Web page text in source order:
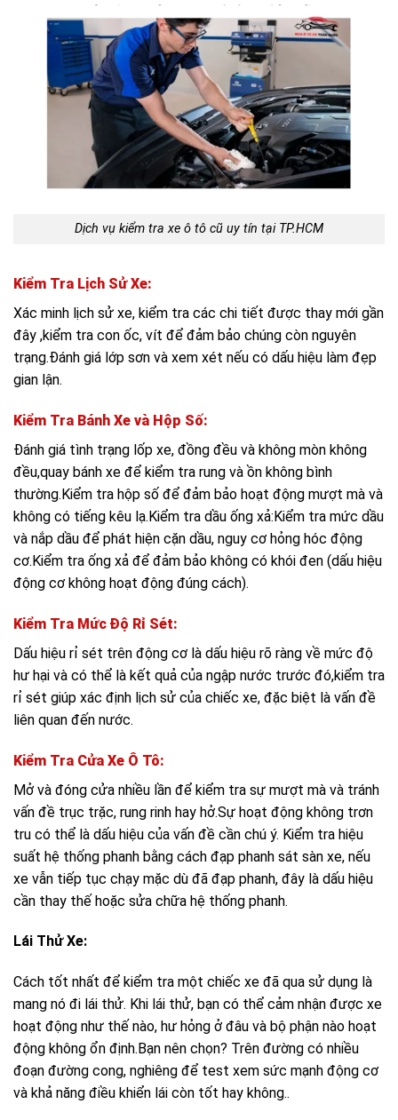
Dịch vụ kiểm tra xe ô tô cũ uy tín tại TP.HCM
Kiểm Tra Lịch Sử Xe:
Xác minh lịch sử xe, kiểm tra các chi tiết được thay mới gần
đây ,kiểm tra con ốc, vít để đảm bảo chúng còn nguyên
trạng.Đánh giá lớp sơn và xem xét nếu có dấu hiệu làm đẹp
gian lận.
Kiểm Tra Bánh Xe và Hộp Số:
Đánh giá tình trạng lốp xe, đồng đều và không mòn không
đều,quay bánh xe để kiểm tra rung và ồn không bình
thường.Kiểm tra hộp số để đảm bảo hoạt động mượt mà và
không có tiếng kêu lạ.Kiểm tra dầu ống xả:Kiểm tra mức dầu
và nắp dầu để phát hiện cặn dầu, nguy cơ hỏng hóc động
cơ.Kiểm tra ống xả để đảm bảo không có khói đen (dấu hiệu
động cơ không hoạt động đúng cách).
Kiểm Tra Mức Độ Rỉ Sét:
Dấu hiệu rỉ sét trên động cơ là dấu hiệu rõ ràng về mức độ
hư hại và có thể là kết quả của ngập nước trước đó,kiểm tra
rỉ sét giúp xác định lịch sử của chiếc xe, đặc biệt là vấn đề
liên quan đến nước.
Kiểm Tra Cửa Xe Ô Tô:
Mở và đóng cửa nhiều lần để kiểm tra sự mượt mà và tránh
vấn đề trục trặc, rung rinh hay hở.Sự hoạt động không trơn
tru có thể là dấu hiệu của vấn đề cần chú ý. Kiểm tra hiệu
suất hệ thống phanh bằng cách đạp phanh sát sàn xe, nếu
xe vẫn tiếp tục chạy mặc dù đã đạp phanh, đây là dấu hiệu
cần thay thế hoặc sửa chữa hệ thống phanh.
Lái Thử Xe:
Cách tốt nhất để kiểm tra một chiếc xe đã qua sử dụng là
mang nó đi lái thử. Khi lái thử, bạn có thể cảm nhận được xe
hoạt động như thế nào, hư hỏng ở đâu và bộ phận nào hoạt
động không ổn định.Bạn nên chọn? Trên đường có nhiều
đoạn đường cong, nghiêng để test xem sức mạnh động cơ
và khả năng điều khiển lái còn tốt hay không..